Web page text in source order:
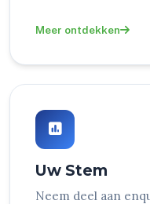
Meer ontdekken
Uw Stem
Neem deel aan